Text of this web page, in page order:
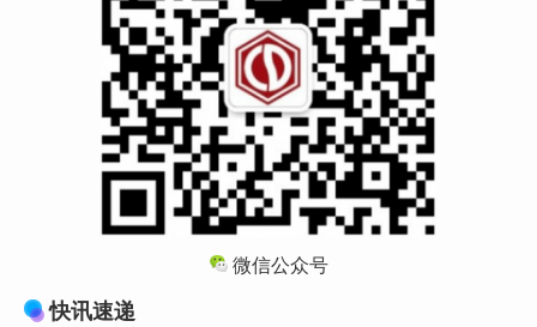
微信公众号
快讯速递